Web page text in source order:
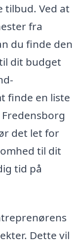
tilbud. Ved at
fra
du finde den
dit budget
finde en liste
det let for
til dit
tid på
Dette vil